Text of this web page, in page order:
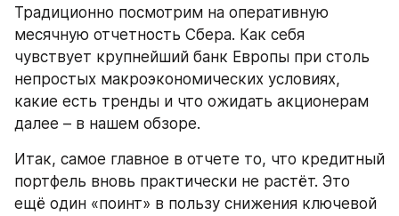
Традиционно посмотрим на оперативную
месячную отчетность Сбера. Как себя
чувствует крупнейший банк Европы при столь
непростых макроэкономических условиях,
какие есть тренды и что ожидать акционерам
далее – в нашем обзоре.
Итак, самое главное в отчете то, что кредитный
портфель вновь практически не растёт. Это
ещё один «поинт» в пользу снижения ключевой